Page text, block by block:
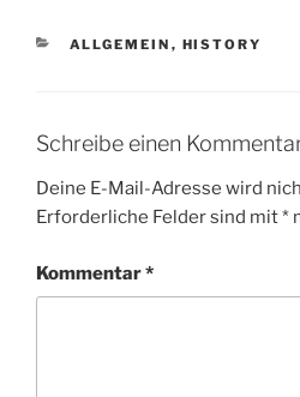
KATEGORIEN
ALLGEMEIN , HISTORY
Schreibe einen
Deine E-Mail-Adresse wird
Erforderliche Felder sind mit*
Kommentar*